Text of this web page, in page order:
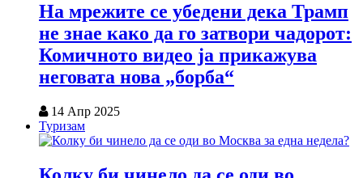
На мрежите се убедени дека Трамп
не знае како да го затвори чадорот:
Комичното видео ја прикажува
неговата нова „борба“
14 Апр 2025
Туризам